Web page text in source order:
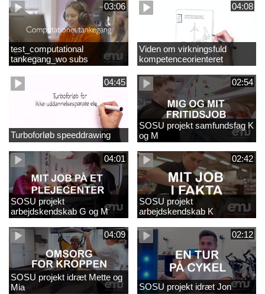
03:06
test_computational
tankegang_wo subs
04:08
Viden om virkningsfuld
kompetenceorienteret
naturfagsundervisning
04:45
Turboforløb speeddrawing
02:54
SOSU projekt samfundsfag K
og M
04:01
SOSU projekt
arbejdskendskab G og M
02:42
SOSU projekt
arbejdskendskab K
04:09
SOSU projekt idræt Mette og
Mia
02:12
SOSU projekt idræt Jon